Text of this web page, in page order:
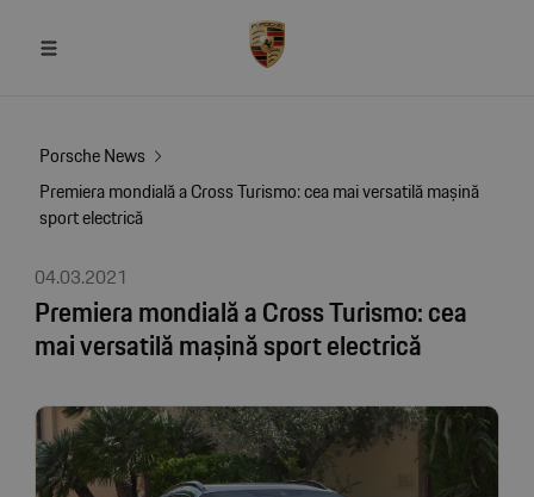
Porsche News
Premiera mondială a Cross Turismo: cea mai versatilă mașină
sport electrică
04.03.2021
Premiera mondială a Cross Turismo: cea
mai versatilă mașină sport electrică